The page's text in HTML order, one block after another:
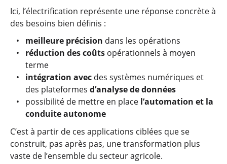
Ici, l’électrification représente une réponse concrète à
des besoins bien définis :
meilleure précision dans les opérations
réduction des coûts opérationnels à moyen
terme
intégration avec des systèmes numériques et
des plateformes d’analyse de données
possibilité de mettre en place l’automation et la
conduite autonome
C’est à partir de ces applications ciblées que se
construit, pas après pas, une transformation plus
vaste de l’ensemble du secteur agricole.